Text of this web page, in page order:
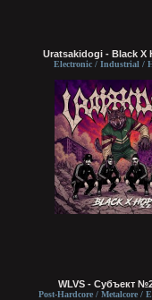
Uratsakidogi - Black X
Electronic / Industrial /
WLVS - Субъект
Post-Hardcore / Metalcore /